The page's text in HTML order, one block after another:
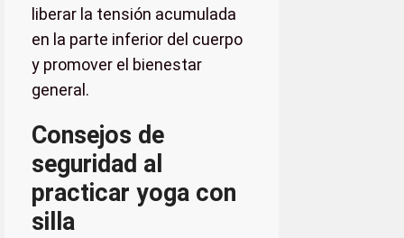
liberar la tensión acumulada
en la parte inferior del cuerpo
y promover el bienestar
general.
Consejos de
seguridad al
practicar yoga con
silla